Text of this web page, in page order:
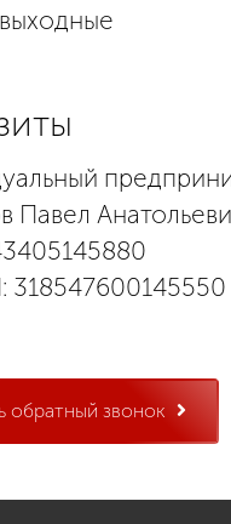
Павел
обратный звонок